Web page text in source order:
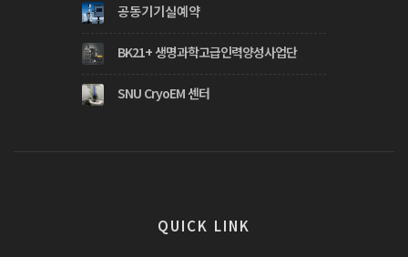
공동기기실예약
BK21+ 생명과학고급인력양성사업단
SNU CryoEM 센터
QUICK LINK